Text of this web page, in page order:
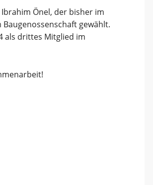
Önel, der bisher im
gewählt.
als drittes Mitglied im